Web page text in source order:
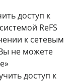
доступ к
ReFS
к сетевым
не можете
доступ к